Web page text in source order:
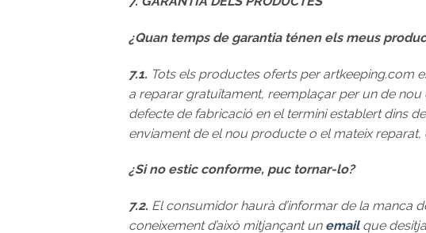
¿Quan temps de garantia ténen els meus
7.1. Tots els productes oferts per artkeeping.com
a reparar gratuïtament, reemplaçar per un de
defecte de fabricació en el termini establert dins
enviament de el nou producte o el mateix
¿Si no estic conforme, puc tornar-lo?
7.2. El consumidor haurà d’informar de la manca
coneixement d’això mitjançant un email que